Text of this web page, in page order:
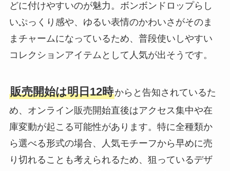
どに付けやすいのが魅力。ボンボンドロップらし
いぷっくり感や、ゆるい表情のかわいさがそのま
まチャームになっているため、普段使いしやすい
コレクションアイテムとして人気が出そうです。
販売開始は明日12時からと告知されているた
め、オンライン販売開始直後はアクセス集中や在
庫変動が起こる可能性があります。特に全種類か
ら選べる形式の場合、人気モチーフから早めに売
り切れることも考えられるため、狙っているデザ